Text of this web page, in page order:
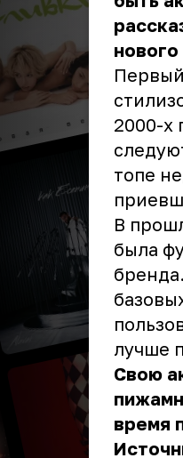
2000-х
топе
В
была
лучше
Свою
время